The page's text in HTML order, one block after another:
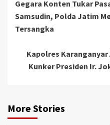
Gegara Konten Tukar
Samsudin, Polda Jatim
Tersangka
Kapolres
Kunker Presiden Ir.
More Stories